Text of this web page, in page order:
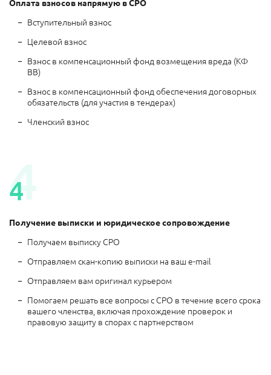
Оплата взносов напрямую в СРО
Вступительный взнос
Целевой взнос
Взнос в компенсационный фонд возмещения вреда (КФ
ВВ)
Взнос в компенсационный фонд обеспечения договорных
обязательств (для участия в тендерах)
Членский взнос
4
4
Получение выписки и юридическое сопровождение
Получаем выписку СРО
Отправляем скан-копию выписки на ваш e-mail
Отправляем вам оригинал курьером
Помогаем решать все вопросы с СРО в течение всего срока
вашего членства, включая прохождение проверок и
правовую защиту в спорах с партнерством